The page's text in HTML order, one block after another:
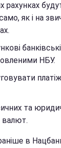
рахунках
як і на
банківські
НБУ.
та
валют.
в